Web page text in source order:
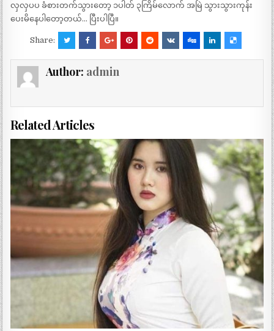
လှလှပပ ခံစားတက်သွားတော့ ၁ပါတ် ၃ကြိမ်လောက် အမြဲ သွားသွားကုန်း
ပေးမိနေပါတော့တယ်… ပြီးပါပြီ။
Share:
Author: admin
Related Articles